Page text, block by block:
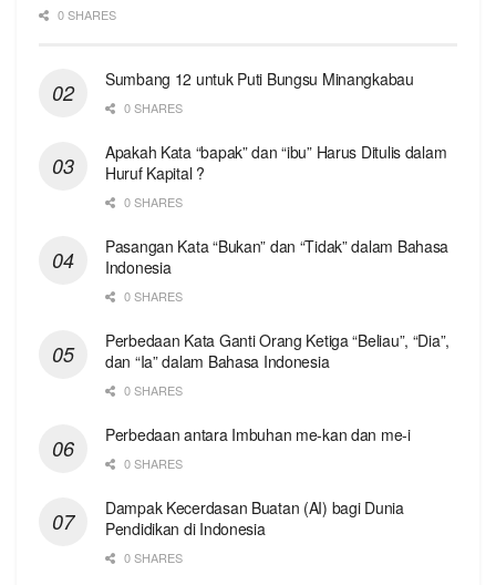
0 SHARES
Sumbang 12 untuk Puti Bungsu Minangkabau
0 SHARES
Apakah Kata “bapak” dan “ibu” Harus Ditulis dalam
Huruf Kapital ?
0 SHARES
Pasangan Kata “Bukan” dan “Tidak” dalam Bahasa
Indonesia
0 SHARES
Perbedaan Kata Ganti Orang Ketiga “Beliau”, “Dia”,
dan “Ia” dalam Bahasa Indonesia
0 SHARES
Perbedaan antara Imbuhan me-kan dan me-i
0 SHARES
Dampak Kecerdasan Buatan (AI) bagi Dunia
Pendidikan di Indonesia
0 SHARES